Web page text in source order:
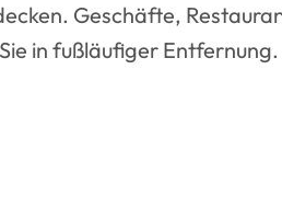
Geschäfte,
in fußläufiger Entfernung.